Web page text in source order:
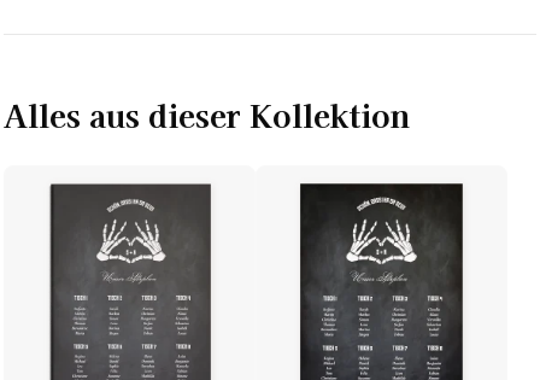
Alles aus dieser Kollektion